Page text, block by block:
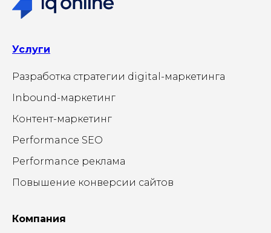
Услуги
Разработка стратегии digital-маркетинга
Inbound-маркетинг
Контент-маркетинг
Performance SEO
Performance реклама
Повышение конверсии сайтов
Компания